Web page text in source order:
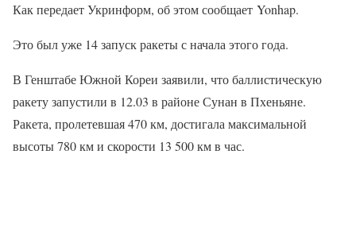
Как передает Укринформ, об этом сообщает Yonhap.
Это был уже 14 запуск ракеты с начала этого года.
В Генштабе Южной Кореи заявили, что баллистическую
ракету запустили в 12.03 в районе Сунан в Пхеньяне.
Ракета, пролетевшая 470 км, достигала максимальной
высоты 780 км и скорости 13 500 км в час.